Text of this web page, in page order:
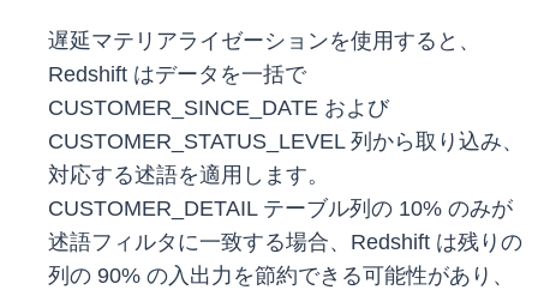
遅延マテリアライゼーションを使用すると、
Redshift はデータを一括で
CUSTOMER_SINCE_DATE および
CUSTOMER_STATUS_LEVEL 列から取り込み、
対応する述語を適用します。
CUSTOMER_DETAIL テーブル列の 10% のみが
述語フィルタに一致する場合、Redshift は残りの
列の 90% の入出力を節約できる可能性があり、